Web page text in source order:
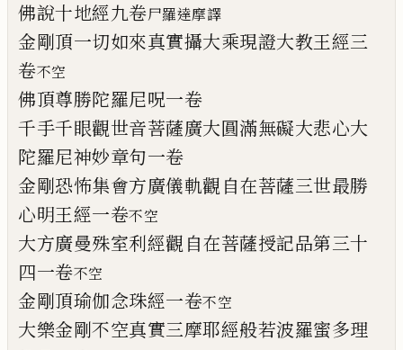
佛說十地經九卷尸羅達摩譯
金剛頂一切如來真實攝大乘現證大教王經三
卷不空
佛頂尊勝陀羅尼呪一卷
千手千眼觀世音菩薩廣大圓滿無礙大悲心大
陀羅尼神妙章句一卷
金剛恐怖集會方廣儀軌觀自在菩薩三世最勝
心明王經一卷不空
大方廣曼殊室利經觀自在菩薩授記品第三十
四一卷不空
金剛頂瑜伽念珠經一卷不空
大樂金剛不空真實三摩耶經般若波羅蜜多理